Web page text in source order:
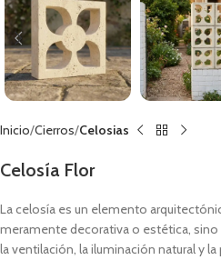
Inicio Cierros Celosias
Celosía Flor
La celosía es un elemento
meramente decorativa o estética,
la ventilación, la iluminación natural y la